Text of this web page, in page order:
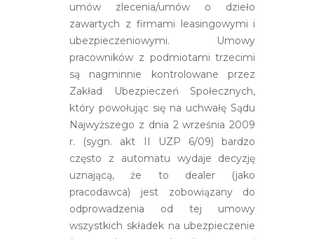
umów zlecenia/umów o dzieło
zawartych z firmami leasingowymi i
ubezpieczeniowymi. Umowy
pracowników z podmiotami trzecimi
są nagminnie kontrolowane przez
Zakład Ubezpieczeń Społecznych,
który powołując się na uchwałę Sądu
Najwyższego z dnia 2 września 2009
r. (sygn. akt II UZP 6/09) bardzo
często z automatu wydaje decyzję
uznającą, że to dealer (jako
pracodawca) jest zobowiązany do
odprowadzenia od tej umowy
wszystkich składek na ubezpieczenie